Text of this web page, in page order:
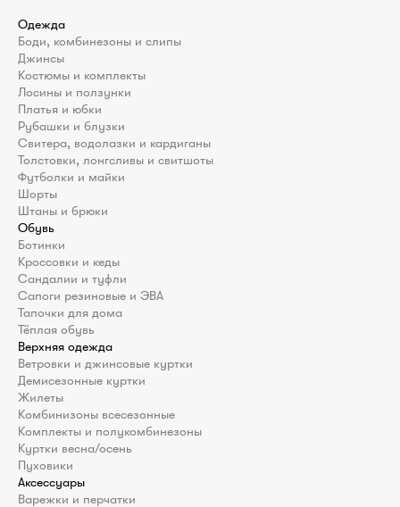
Одежда
Боди, комбинезоны и слипы
Джинсы
Костюмы и комплекты
Лосины и ползунки
Платья и юбки
Рубашки и блузки
Свитера, водолазки и кардиганы
Толстовки, лонгсливы и свитшоты
Футболки и майки
Шорты
Штаны и брюки
Обувь
Ботинки
Кроссовки и кеды
Сандалии и туфли
Сапоги резиновые и ЭВА
Тапочки для дома
Тёплая обувь
Верхняя одежда
Ветровки и джинсовые куртки
Демисезонные куртки
Жилеты
Комбинизоны всесезонные
Комплекты и полукомбинезоны
Куртки весна/осень
Пуховики
Аксессуары
Варежки и перчатки